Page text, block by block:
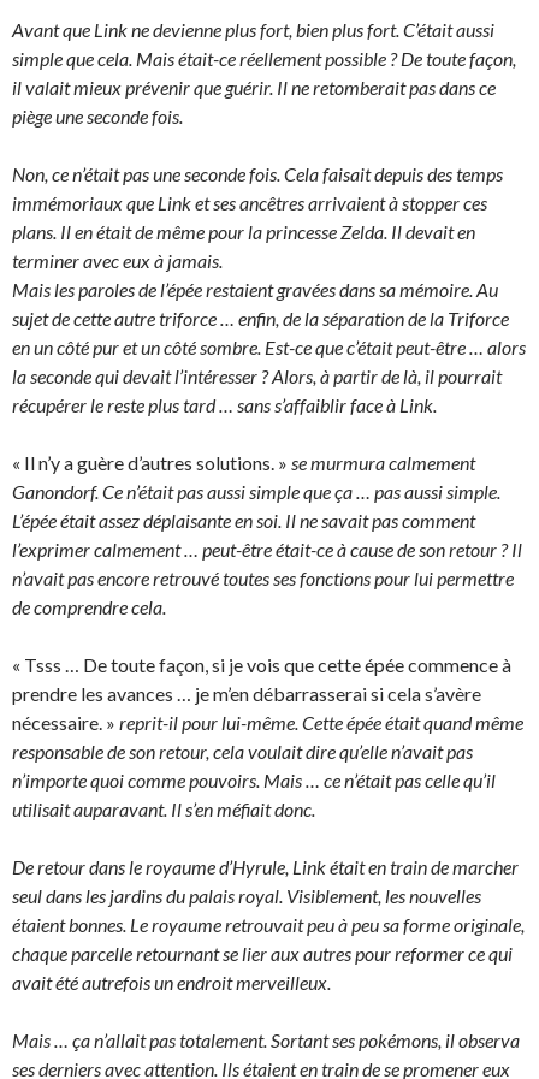
Avant que Link ne devienne plus fort, bien plus fort. C’était aussi
simple que cela. Mais était-ce réellement possible ? De toute façon,
il valait mieux prévenir que guérir. Il ne retomberait pas dans ce
piège une seconde fois.
Non, ce n’était pas une seconde fois. Cela faisait depuis des temps
immémoriaux que Link et ses ancêtres arrivaient à stopper ces
plans. Il en était de même pour la princesse Zelda. Il devait en
terminer avec eux à jamais.
Mais les paroles de l’épée restaient gravées dans sa mémoire. Au
sujet de cette autre triforce … enfin, de la séparation de la Triforce
en un côté pur et un côté sombre. Est-ce que c’était peut-être … alors
la seconde qui devait l’intéresser ? Alors, à partir de là, il pourrait
récupérer le reste plus tard … sans s’affaiblir face à Link.
« Il n’y a guère d’autres solutions. » se murmura calmement
Ganondorf. Ce n’était pas aussi simple que ça … pas aussi simple.
L’épée était assez déplaisante en soi. Il ne savait pas comment
l’exprimer calmement … peut-être était-ce à cause de son retour ? Il
n’avait pas encore retrouvé toutes ses fonctions pour lui permettre
de comprendre cela.
« Tsss … De toute façon, si je vois que cette épée commence à
prendre les avances … je m’en débarrasserai si cela s’avère
nécessaire. » reprit-il pour lui-même. Cette épée était quand même
responsable de son retour, cela voulait dire qu’elle n’avait pas
n’importe quoi comme pouvoirs. Mais … ce n’était pas celle qu’il
utilisait auparavant. Il s’en méfiait donc.
De retour dans le royaume d’Hyrule, Link était en train de marcher
seul dans les jardins du palais royal. Visiblement, les nouvelles
étaient bonnes. Le royaume retrouvait peu à peu sa forme originale,
chaque parcelle retournant se lier aux autres pour reformer ce qui
avait été autrefois un endroit merveilleux.
Mais … ça n’allait pas totalement. Sortant ses pokémons, il observa
ses derniers avec attention. Ils étaient en train de se promener eux